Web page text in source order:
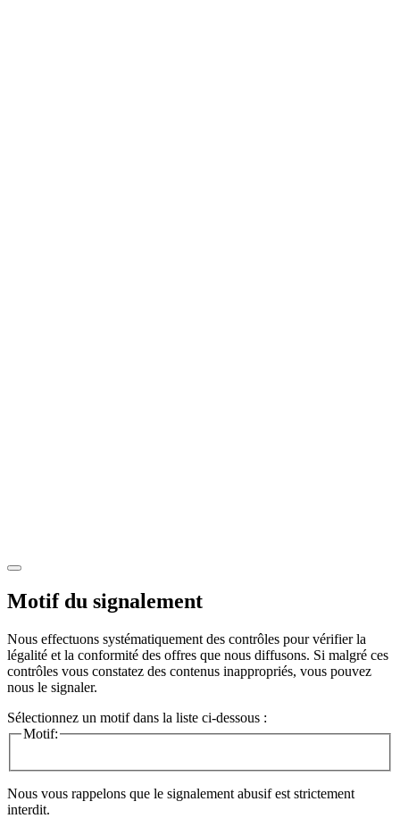
Motif du signalement
Nous effectuons systématiquement des contrôles pour vérifier la
légalité et la conformité des offres que nous diffusons. Si malgré ces
contrôles vous constatez des contenus inappropriés, vous pouvez
nous le signaler.
Sélectionnez un motif dans la liste ci-dessous :
Motif:
Nous vous rappelons que le signalement abusif est strictement
interdit.